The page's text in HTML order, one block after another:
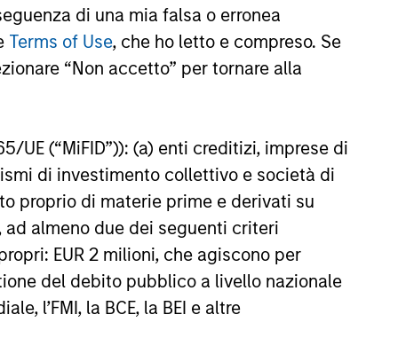
di una mia falsa o erronea
Terms of Use, che ho letto e compreso. Se
“Non accetto” per tornare alla
UE (“MiFID”)): (a) enti creditizi, imprese di
di investimento collettivo e società di
proprio di materie prime e derivati su
almeno due dei seguenti criteri
EUR 2 milioni, che agiscono per
del debito pubblico a livello nazionale
l’FMI, la BCE, la BEI e altre
al netto delle commissioni. I dati di performance da
investire si consiglia di valutare attentamente gli
variazione molto più elevata, sia in senso positivo
Si fa presente che non tutti i comparti sono disponibili
o disponibilità sia contraria alle leggi o ai regolamenti
1 non indica un investimento privo di rischio. Si
specifico per le classi di azioni e le avvertenze.
e polizze vita variabili, exchange-traded fund, fondi
come un’unica categoria a fini comparativi. Il rating
dell’extra rendimento mensile dei prodotti gestiti,
di prodotti vengono assegnate 5 stelle, al